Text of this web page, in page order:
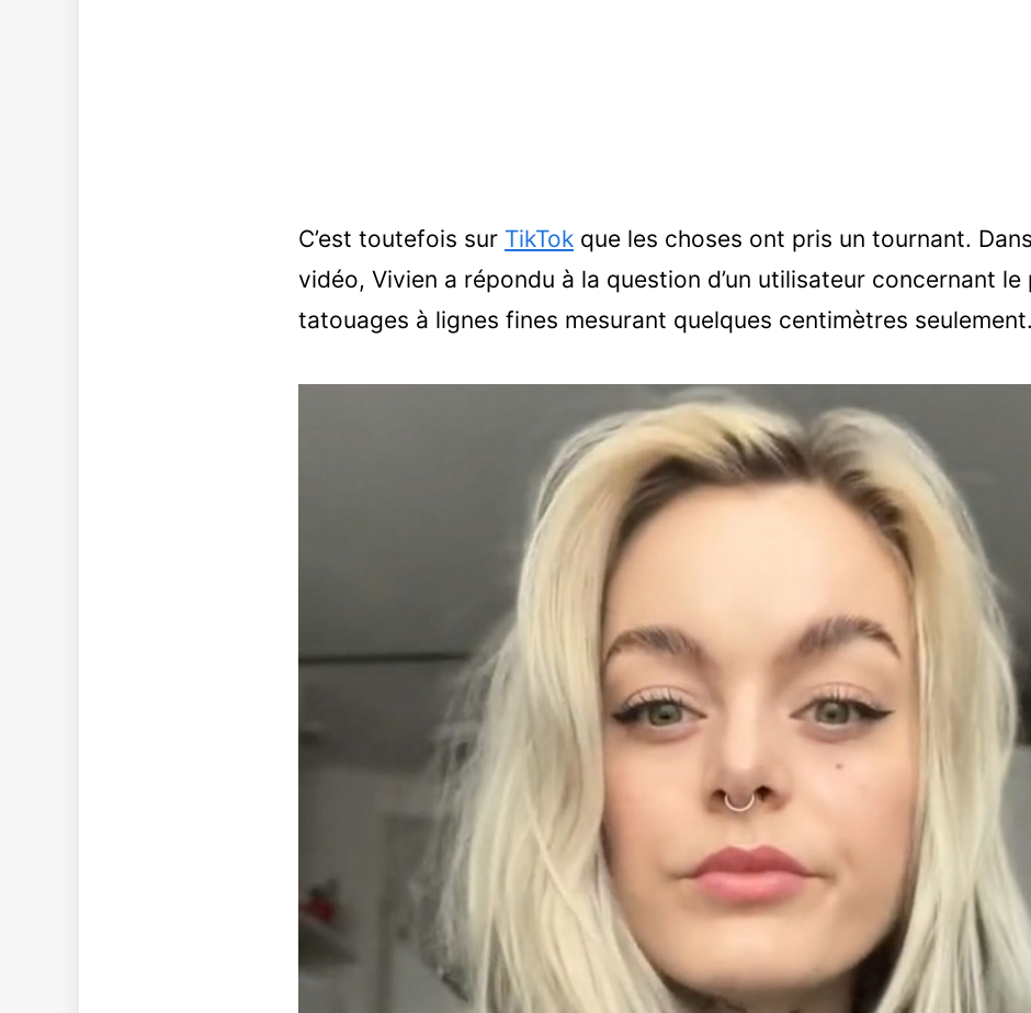
C’est toutefois sur TikTok que les choses ont pris un tournant.
vidéo, Vivien a répondu à la question d’un utilisateur concernant
tatouages à lignes fines mesurant quelques centimètres seulement.